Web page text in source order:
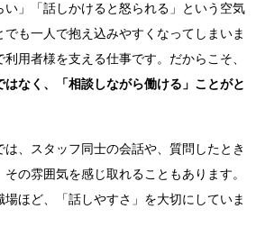
い」「話しかけると怒られる」という空気
も一人で抱え込みやすくなってしまいま
用者様を支える仕事です。だからこそ、
はなく、「相談しながら働ける」ことがと
、スタッフ同士の会話や、質問したとき
の雰囲気を感じ取れることもあります。
ほど、「話しやすさ」を大切にしていま